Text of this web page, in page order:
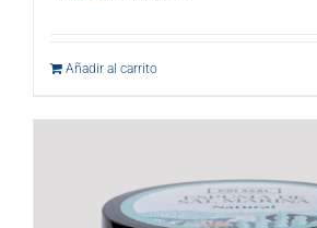
Añadir al carrito